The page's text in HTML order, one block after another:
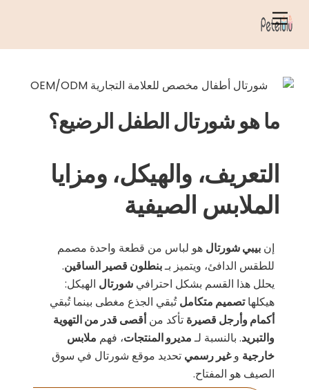
تخطي
قائمة
الطعام
ما هو شورتال الطفل الرضيع؟
التعريف، والهيكل، ومزايا
الملابس الصيفية
إنبيبي شورتال هو لباس من قطعة واحدة مصمم
للطقس الدافئ، ويتميز بـبنطلون قصير الساقين.
يحلل هذا القسم بشكل احترافيشورتال الهيكل:
هيكلهاتصميم متكاملتُبقي الجذع مغطى بينما تُبقي
أكمام وأرجل قصيرة تأكد منأقصى قدر من التهوية
والتبريد. بالنسبة لـمديرو المنتجات، فهم ملابس
خارجية وغير رسمي تحديد موقع شورتال في سوق
الصيف هو المفتاح.